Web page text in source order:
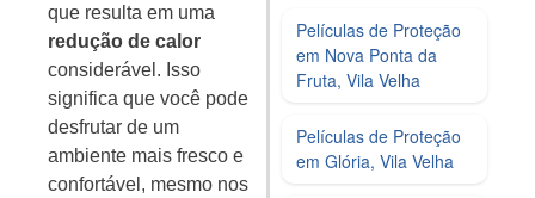
que resulta em uma
redução de calor
considerável. Isso
significa que você pode
desfrutar de um
ambiente mais fresco e
confortável, mesmo nos
Películas de Proteção
em Nova Ponta da
Fruta, Vila Velha
Películas de Proteção
em Glória, Vila Velha